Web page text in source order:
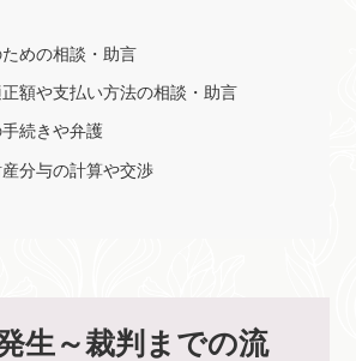
めの相談・助言
額や支払い方法の相談・助言
続きや弁護
分与の計算や交渉
生～裁判までの流